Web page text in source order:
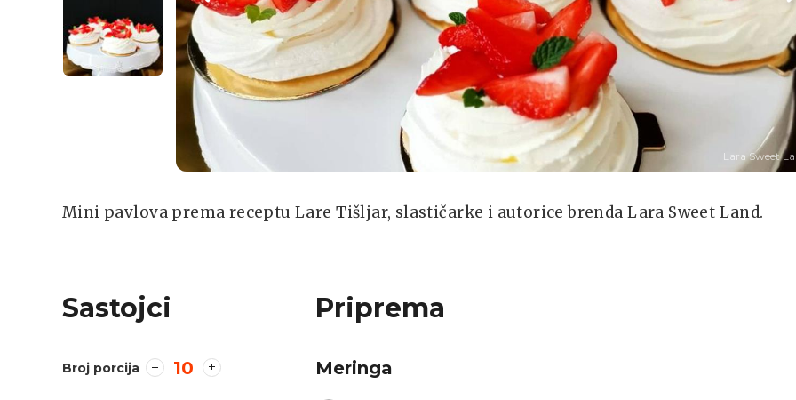
Lara Sweet
Mini pavlova prema receptu Lare Tišljar, slastičarke i autorice brenda Lara Sweet Land.
Sastojci
Broj porcija 10
Priprema
Meringa